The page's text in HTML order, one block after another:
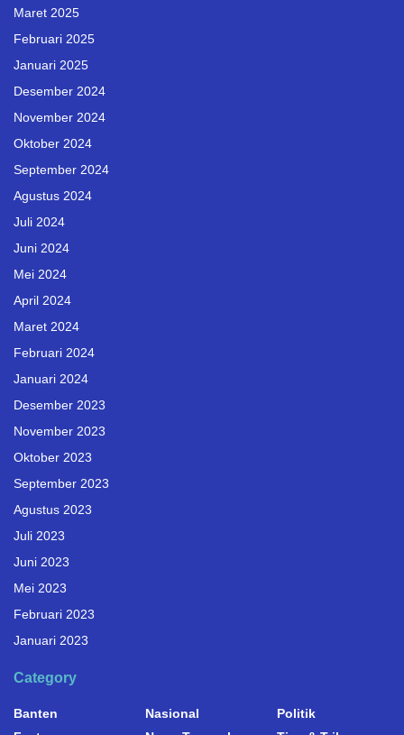
Maret 2025
Februari 2025
Januari 2025
Desember 2024
November 2024
Oktober 2024
September 2024
Agustus 2024
Juli 2024
Juni 2024
Mei 2024
April 2024
Maret 2024
Februari 2024
Januari 2024
Desember 2023
November 2023
Oktober 2023
September 2023
Agustus 2023
Juli 2023
Juni 2023
Mei 2023
Februari 2023
Januari 2023
Category
Banten
Nasional
Politik